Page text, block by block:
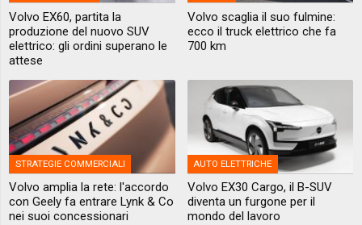
Volvo EX60, partita la
produzione del nuovo SUV
elettrico: gli ordini superano le
attese
Volvo scaglia il suo fulmine:
ecco il truck elettrico che fa
700 km
STRATEGIE COMMERCIALI
Volvo amplia la rete: l'accordo
con Geely fa entrare Lynk & Co
nei suoi concessionari
AUTO ELETTRICHE
Volvo EX30 Cargo, il B-SUV
diventa un furgone per il
mondo del lavoro